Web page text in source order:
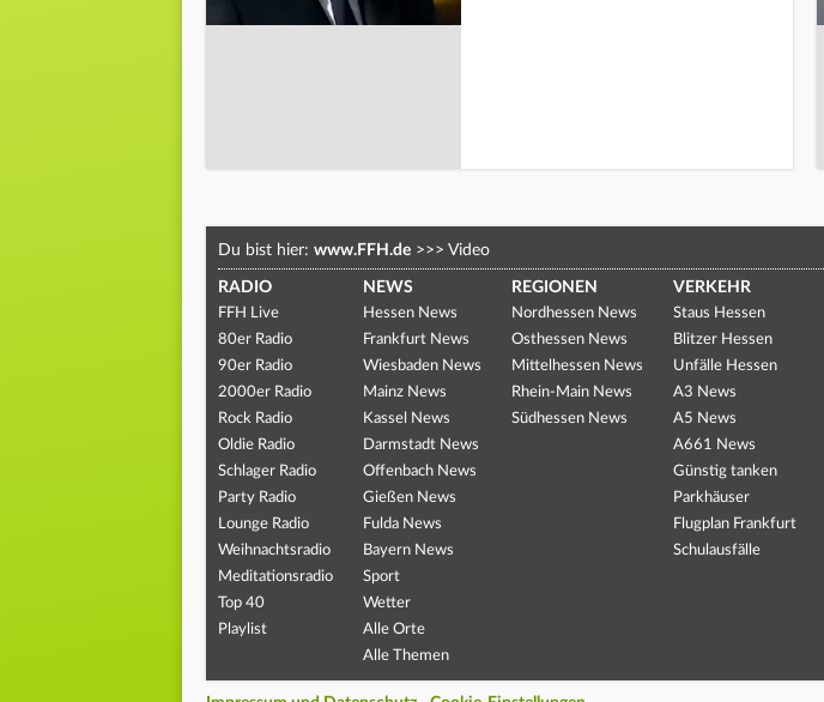
Du bist hier: www.FFH.de >>> Video
RADIO
FFH Live
80er Radio
90er Radio
2000er Radio
Rock Radio
Oldie Radio
Schlager Radio
Party Radio
Lounge Radio
Weihnachtsradio
Meditationsradio
Top 40
Playlist
NEWS
Hessen News
Frankfurt News
Wiesbaden News
Mainz News
Kassel News
Darmstadt News
Offenbach News
Gießen News
Fulda News
Bayern News
Sport
Wetter
Alle Orte
Alle Themen
REGIONEN
Nordhessen News
Osthessen News
Mittelhessen News
Rhein-Main News
Südhessen News
VERKEHR
Staus Hessen
Blitzer Hessen
Unfälle Hessen
A3 News
A5 News
A661 News
Günstig tanken
Parkhäuser
Flugplan Frankfurt
Schulausfälle